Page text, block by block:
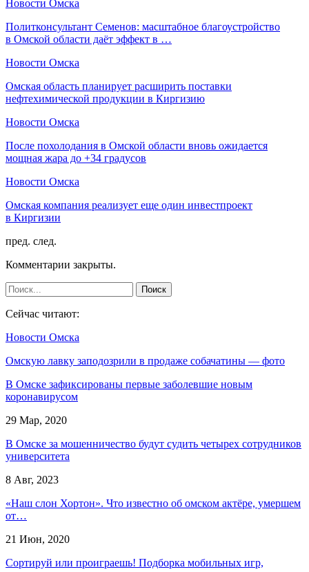
Новости Омска
Политконсультант Семенов: масштабное благоустройство
в Омской области даёт эффект в …
Новости Омска
Омская область планирует расширить поставки
нефтехимической продукции в Киргизию
Новости Омска
После похолодания в Омской области вновь ожидается
мощная жара до +34 градусов
Новости Омска
Омская компания реализует еще один инвестпроект
в Киргизии
пред. след.
Комментарии закрыты.
Сейчас читают:
Новости Омска
Омскую лавку заподозрили в продаже собачатины — фото
В Омске зафиксированы первые заболевшие новым
коронавирусом
29 Мар, 2020
В Омске за мошенничество будут судить четырех сотрудников
университета
8 Авг, 2023
«Наш слон Хортон». Что известно об омском актёре, умершем
от…
21 Июн, 2020
Сортируй или проиграешь! Подборка мобильных игр,